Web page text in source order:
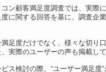
コン顧客満足度調査では、実際
度に関する回答を基に、調査企業
足度だけでなく、様々な切り
、実際のユーザーの声も掲載して
ス検討の際、“ユーザー満足度